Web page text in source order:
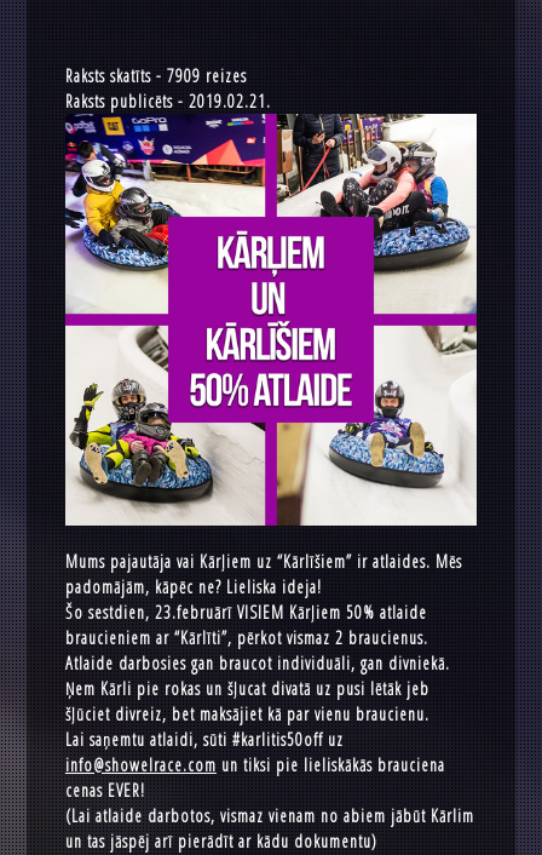
Raksts skatīts - 7909 reizes
Raksts publicēts - 2019.02.21.
Mums pajautāja vai Kārļiem uz “Kārlīšiem” ir atlaides. Mēs
padomājām, kāpēc ne? Lieliska ideja!
Šo sestdien, 23.februārī VISIEM Kārļiem 50% atlaide
braucieniem ar “Kārlīti”, pērkot vismaz 2 braucienus.
Atlaide darbosies gan braucot individuāli, gan divniekā.
Ņem Kārli pie rokas un šļucat divatā uz pusi lētāk jeb
šļūciet divreiz, bet maksājiet kā par vienu braucienu.
Lai saņemtu atlaidi, sūti #karlitis50off uz
info@showelrace.comun tiksi pie lieliskākās brauciena
cenas EVER!
(Lai atlaide darbotos, vismaz vienam no abiem jābūt Kārlim
un tas jāspēj arī pierādīt ar kādu dokumentu)